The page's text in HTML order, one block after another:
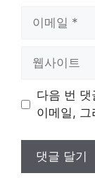
트
다음 번
이메일,